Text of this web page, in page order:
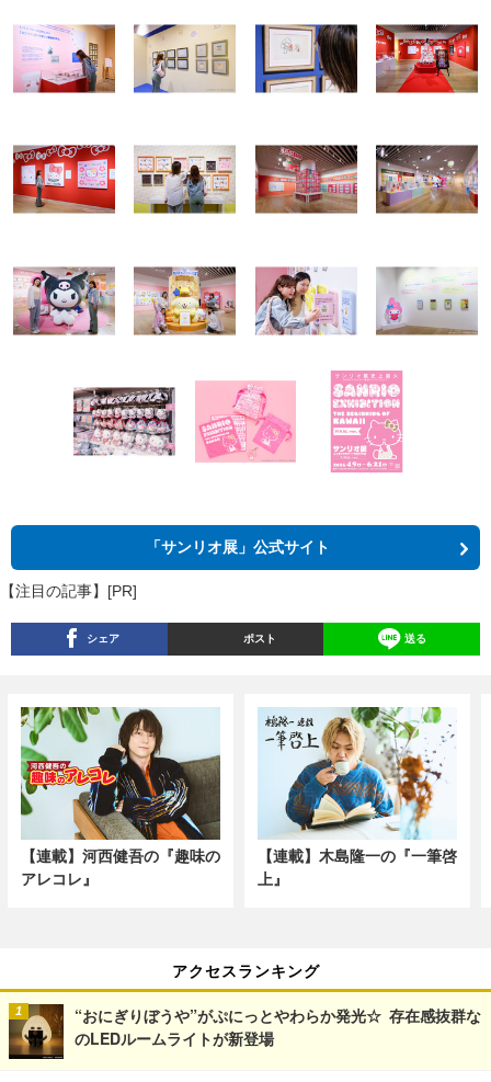
「サンリオ展」公式サイト
【注目の記事】[PR]
シェア ポスト 送る
【連載】河西健吾の『趣味の
アレコレ』
【連載】木島隆一の『一筆啓
上』
アクセスランキング
“おにぎりぼうや”がぷにっとやわらか発光☆ 存在感抜群な
のLEDルームライトが新登場